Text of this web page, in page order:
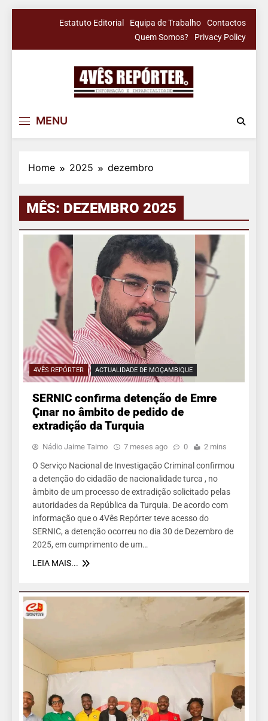
Estatuto Editorial Equipa de Trabalho
Contactos
Quem Somos?
Privacy Policy
MENU
Home 2025 dezembro
MÊS: DEZEMBRO 2025
4VÊS REPÓRTER ACTUALIDADE DE MOÇAMBIQUE
SERNIC confirma detenção de Emre
Çınar no âmbito de pedido de
extradição da Turquia
Nádio Jaime Taimo 7 meses ago 0 2 mins
O Serviço Nacional de Investigação Criminal confirmou
a detenção do cidadão de nacionalidade turca , no
âmbito de um processo de extradição solicitado pelas
autoridades da República da Turquia. De acordo com
informação que o 4Vês Repórter teve acesso do
SERNIC, a detenção ocorreu no dia 30 de Dezembro de
2025, em cumprimento de um…
LEIA MAIS...